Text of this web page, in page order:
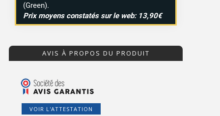
(Green).
Prix moyens constatés sur le web: 13,90€
AVIS À PROPOS DU PRODUIT
VOIR L'ATTESTATION